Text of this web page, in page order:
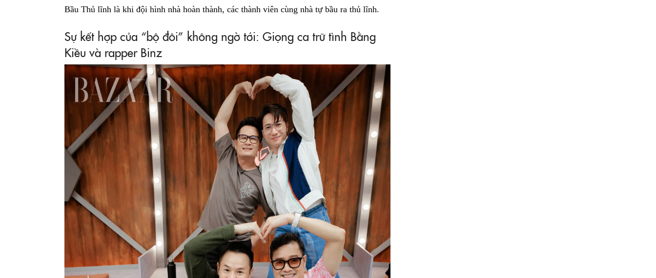
Bầu Thủ lĩnh là khi đội hình nhà hoàn thành, các thành viên cùng nhà tự bầu ra thủ lĩnh.
Sự kết hợp của “bộ đôi” không ngờ tới: Giọng ca trữ tình Bằng
Kiều và rapper Binz